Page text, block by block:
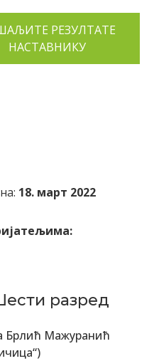
18. март 2022
разред
Брлић Мажуранић